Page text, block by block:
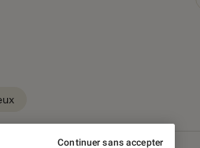
Continuer sans accepter